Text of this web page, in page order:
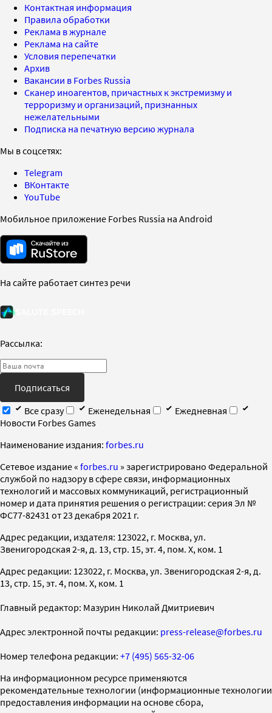
Контактная информация
Правила обработки
Реклама в журнале
Реклама на сайте
Условия перепечатки
Архив
Вакансии в Forbes Russia
Сканер иноагентов, причастных к экстремизму и
терроризму и организаций, признанных
нежелательными
Подписка на печатную версию журнала
Мы в соцсетях:
Telegram
ВКонтакте
YouTube
Мобильное приложение Forbes Russia на Android
На сайте работает синтез речи
Рассылка:
Подписаться
Все сразу
Еженедельная
Ежедневная
Новости Forbes Games
Наименование издания: forbes.ru
Cетевое издание « forbes.ru » зарегистрировано Федеральной
службой по надзору в сфере связи, информационных
технологий и массовых коммуникаций, регистрационный
номер и дата принятия решения о регистрации: серия Эл №
ФС77-82431 от 23 декабря 2021 г.
Адрес редакции, издателя: 123022, г. Москва, ул.
Звенигородская 2-я, д. 13, стр. 15, эт. 4, пом. X, ком. 1
Адрес редакции: 123022, г. Москва, ул. Звенигородская 2-я, д.
13, стр. 15, эт. 4, пом. X, ком. 1
Главный редактор: Мазурин Николай Дмитриевич
Адрес электронной почты редакции: press-release@forbes.ru
Номер телефона редакции: +7 (495) 565-32-06
На информационном ресурсе применяются
рекомендательные технологии (информационные технологии
предоставления информации на основе сбора,